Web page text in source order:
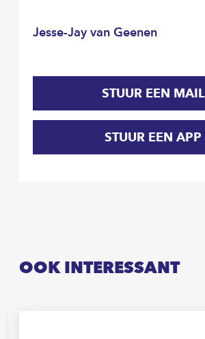
Jesse-Jay van Geenen
STUUR EEN MAIL
STUUR EEN APP
OOK INTERESSANT